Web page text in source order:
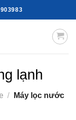
lạnh
/
Máy lọc nước